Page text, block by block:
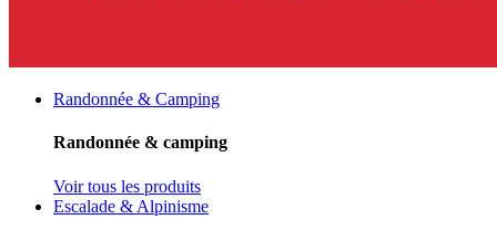
Randonnée & Camping
Randonnée & camping
Voir tous les produits
Escalade & Alpinisme